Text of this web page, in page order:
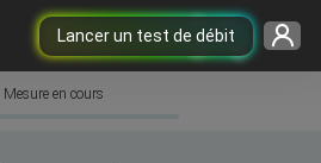
Lancer un test de débit
Mesure en cours